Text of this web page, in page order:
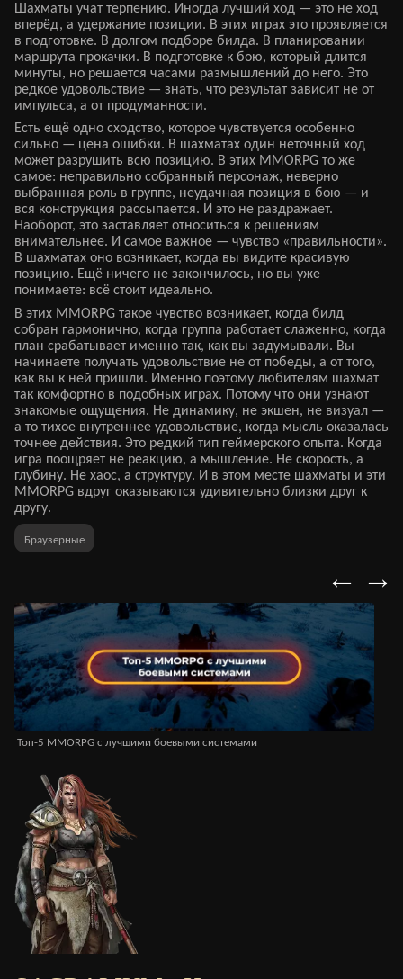
Шахматы учат терпению. Иногда лучший ход — это не ход
вперёд, а удержание позиции. В этих играх это проявляется
в подготовке. В долгом подборе билда. В планировании
маршрута прокачки. В подготовке к бою, который длится
минуты, но решается часами размышлений до него. Это
редкое удовольствие — знать, что результат зависит не от
импульса, а от продуманности.
Есть ещё одно сходство, которое чувствуется особенно
сильно — цена ошибки. В шахматах один неточный ход
может разрушить всю позицию. В этих MMORPG то же
самое: неправильно собранный персонаж, неверно
выбранная роль в группе, неудачная позиция в бою — и
вся конструкция рассыпается. И это не раздражает.
Наоборот, это заставляет относиться к решениям
внимательнее. И самое важное — чувство «правильности».
В шахматах оно возникает, когда вы видите красивую
позицию. Ещё ничего не закончилось, но вы уже
понимаете: всё стоит идеально.
В этих MMORPG такое чувство возникает, когда билд
собран гармонично, когда группа работает слаженно, когда
план срабатывает именно так, как вы задумывали. Вы
начинаете получать удовольствие не от победы, а от того,
как вы к ней пришли. Именно поэтому любителям шахмат
так комфортно в подобных играх. Потому что они узнают
знакомые ощущения. Не динамику, не экшен, не визуал —
а то тихое внутреннее удовольствие, когда мысль оказалась
точнее действия. Это редкий тип геймерского опыта. Когда
игра поощряет не реакцию, а мышление. Не скорость, а
глубину. Не хаос, а структуру. И в этом месте шахматы и эти
MMORPG вдруг оказываются удивительно близки друг к
другу.
Браузерные
← →
Топ-5 MMORPG с лучшими боевыми системами